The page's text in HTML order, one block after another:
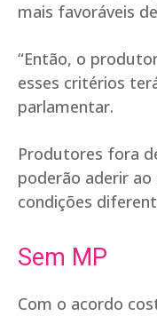
mais favoráveis
“Então, o
esses critérios
parlamentar.
Produtores fora
poderão aderir
condições
Sem MP
Com o acordo